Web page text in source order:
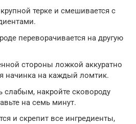
терке и смешивается с
переворачивается на другую
стороны ложкой аккуратно
начинка на каждый ломтик.
слабым, накройте сковороду
на семь минут.
и скрепит все ингредиенты,